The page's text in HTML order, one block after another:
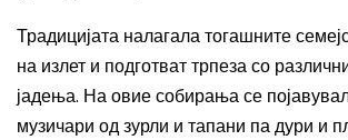
Традицијата налагала тогашните
на излет и подготват трпеза со
јадења. На овие собирања се
музичари од зурли и тапани па дури и